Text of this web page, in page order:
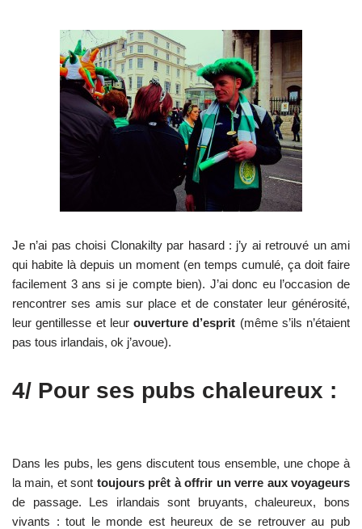
Je n’ai pas choisi Clonakilty par hasard : j’y ai retrouvé un ami
qui habite là depuis un moment (en temps cumulé, ça doit faire
facilement 3 ans si je compte bien). J’ai donc eu l’occasion de
rencontrer ses amis sur place et de constater leur générosité,
leur gentillesse et leur ouverture d’esprit (même s’ils n’étaient
pas tous irlandais, ok j’avoue).
4/ Pour ses pubs chaleureux :
Dans les pubs, les gens discutent tous ensemble, une chope à
la main, et sont toujours prêt à offrir un verre aux voyageurs
de passage. Les irlandais sont bruyants, chaleureux, bons
vivants : tout le monde est heureux de se retrouver au pub